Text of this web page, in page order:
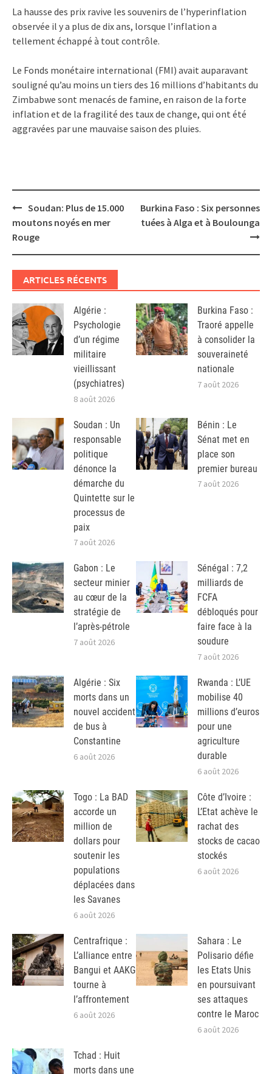
La hausse des prix ravive les souvenirs de l’hyperinflation
observée il y a plus de dix ans, lorsque l’inflation a
tellement échappé à tout contrôle.
Le Fonds monétaire international (FMI) avait auparavant
souligné qu’au moins un tiers des 16 millions d’habitants du
Zimbabwe sont menacés de famine, en raison de la forte
inflation et de la fragilité des taux de change, qui ont été
aggravées par une mauvaise saison des pluies.
Post
navigation
Soudan: Plus de 15.000
moutons noyés en mer
Rouge
Burkina Faso : Six personnes
tuées à Alga et à Boulounga
ARTICLES RÉCENTS
Algérie :
Psychologie
d’un régime
militaire
vieillissant
(psychiatres)
8 août 2026
Burkina Faso :
Traoré appelle
à consolider la
souveraineté
nationale
7 août 2026
Soudan : Un
responsable
politique
dénonce la
démarche du
Quintette sur le
processus de
paix
7 août 2026
Bénin : Le
Sénat met en
place son
premier bureau
7 août 2026
Gabon : Le
secteur minier
au cœur de la
stratégie de
l’après-pétrole
7 août 2026
Sénégal : 7,2
milliards de
FCFA
débloqués pour
faire face à la
soudure
7 août 2026
Algérie : Six
morts dans un
nouvel accident
de bus à
Constantine
6 août 2026
Rwanda : L’UE
mobilise 40
millions d’euros
pour une
agriculture
durable
6 août 2026
Togo : La BAD
accorde un
million de
dollars pour
soutenir les
populations
déplacées dans
les Savanes
6 août 2026
Côte d’Ivoire :
L’Etat achève le
rachat des
stocks de cacao
stockés
6 août 2026
Centrafrique :
L’alliance entre
Bangui et AAKG
tourne à
l’affrontement
6 août 2026
Sahara : Le
Polisario défie
les Etats Unis
en poursuivant
ses attaques
contre le Maroc
6 août 2026
Tchad : Huit
morts dans une